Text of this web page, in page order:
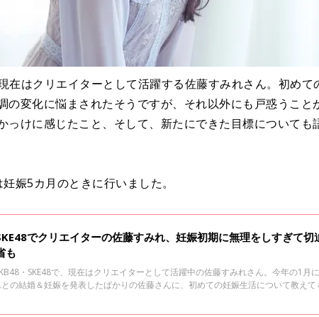
在はクリエイターとして活躍する佐藤すみれさん。初めて
の変化に悩まされたそうですが、それ以外にも戸惑うこと
っけに感じたこと、そして、新たにできた目標についても
娠5カ月のときに行いました。
でクリエイターの佐藤すみれ、妊娠初期に無理をしすぎて切
も
・SKE48で、現在はクリエイターとして活躍中の佐藤すみれさん。今年の1月
の結婚＆妊娠を発表したばかりの佐藤さんに、初めての妊娠生活について教えて